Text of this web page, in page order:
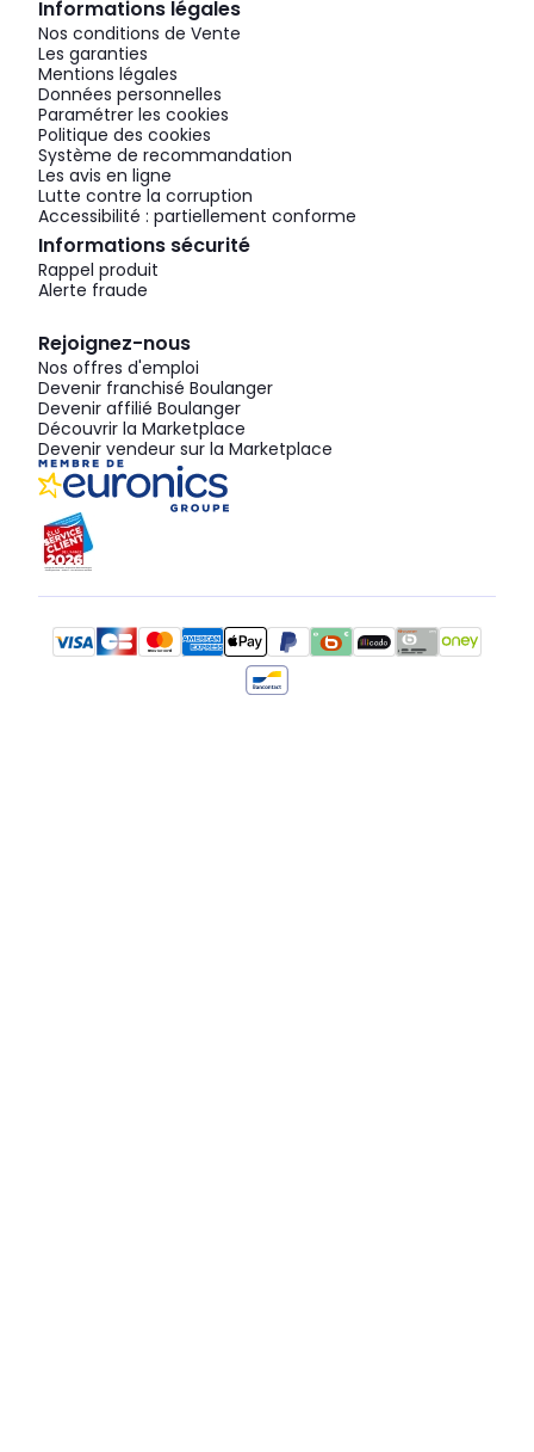
Informations légales
Nos conditions de Vente
Les garanties
Mentions légales
Données personnelles
Paramétrer les cookies
Politique des cookies
Système de recommandation
Les avis en ligne
Lutte contre la corruption
Accessibilité : partiellement conforme
Informations sécurité
Rappel produit
Alerte fraude
Rejoignez-nous
Nos offres d'emploi
Devenir franchisé Boulanger
Devenir affilié Boulanger
Découvrir la Marketplace
Devenir vendeur sur la Marketplace